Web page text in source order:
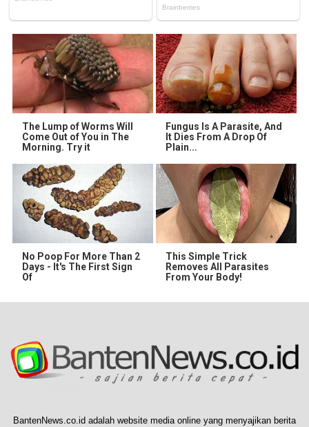
The Lump of Worms Will
Come Out of You in The
Morning. Try it
Fungus Is A Parasite, And
It Dies From A Drop Of
Plain...
No Poop For More Than 2
Days - It's The First Sign
Of
This Simple Trick
Removes All Parasites
From Your Body!
BantenNews.co.id adalah website media online yang menyajikan berita